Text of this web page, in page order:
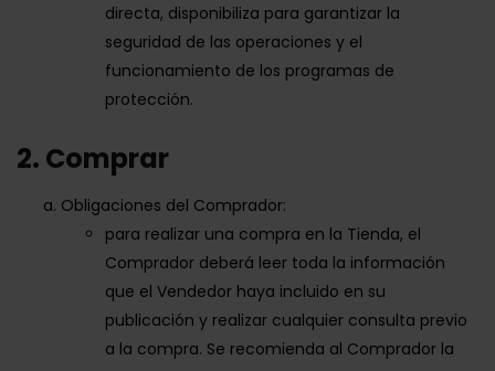
directa, disponibiliza para garantizar la
seguridad de las operaciones y el
funcionamiento de los programas de
protección.
2. Comprar
Obligaciones del Comprador:
para realizar una compra en la Tienda, el
Comprador deberá leer toda la información
que el Vendedor haya incluido en su
publicación y realizar cualquier consulta previo
a la compra. Se recomienda al Comprador la